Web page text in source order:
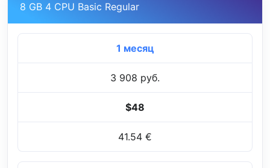
8 GB 4 CPU Basic Regular
1 месяц
3 908 руб.
$48
41.54 €